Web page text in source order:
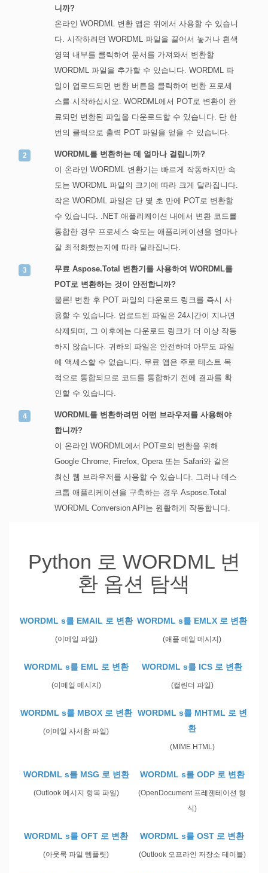
니까?
온라인 WORDML 변환 앱은 위에서 사용할 수 있습니
다. 시작하려면 WORDML 파일을 끌어서 놓거나 흰색
영역 내부를 클릭하여 문서를 가져와서 변환할
WORDML 파일을 추가할 수 있습니다. WORDML 파
일이 업로드되면 변환 버튼을 클릭하여 변환 프로세
스를 시작하십시오. WORDML에서 POT로 변환이 완
료되면 변환된 파일을 다운로드할 수 있습니다. 단 한
번의 클릭으로 출력 POT 파일을 얻을 수 있습니다.
WORDML를 변환하는 데 얼마나 걸립니까?
이 온라인 WORDML 변환기는 빠르게 작동하지만 속
도는 WORDML 파일의 크기에 따라 크게 달라집니다.
작은 WORDML 파일은 단 몇 초 만에 POT로 변환할
수 있습니다. .NET 애플리케이션 내에서 변환 코드를
통합한 경우 프로세스 속도는 애플리케이션을 얼마나
잘 최적화했는지에 따라 달라집니다.
무료 Aspose.Total 변환기를 사용하여 WORDML를
POT로 변환하는 것이 안전합니까?
물론! 변환 후 POT 파일의 다운로드 링크를 즉시 사
용할 수 있습니다. 업로드된 파일은 24시간이 지나면
삭제되며, 그 이후에는 다운로드 링크가 더 이상 작동
하지 않습니다. 귀하의 파일은 안전하며 아무도 파일
에 액세스할 수 없습니다. 무료 앱은 주로 테스트 목
적으로 통합되므로 코드를 통합하기 전에 결과를 확
인할 수 있습니다.
WORDML를 변환하려면 어떤 브라우저를 사용해야
합니까?
이 온라인 WORDML에서 POT로의 변환을 위해
Google Chrome, Firefox, Opera 또는 Safari와 같은
최신 웹 브라우저를 사용할 수 있습니다. 그러나 데스
크톱 애플리케이션을 구축하는 경우 Aspose.Total
WORDML Conversion API는 원활하게 작동합니다.
Python 로 WORDML 변
환 옵션 탐색
WORDML s를 EMAIL 로 변환
(이메일 파일)
WORDML s를 EMLX 로 변환
(애플 메일 메시지)
WORDML s를 EML 로 변환
(이메일 메시지)
WORDML s를 ICS 로 변환
(캘린더 파일)
WORDML s를 MBOX 로 변환
(이메일 사서함 파일)
WORDML s를 MHTML 로 변
환
(MIME HTML)
WORDML s를 MSG 로 변환
(Outlook 메시지 항목 파일)
WORDML s를 ODP 로 변환
(OpenDocument 프레젠테이션 형
식)
WORDML s를 OFT 로 변환
(아웃룩 파일 템플릿)
WORDML s를 OST 로 변환
(Outlook 오프라인 저장소 테이블)